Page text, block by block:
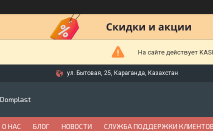
На сайте действует
ул. Бытовая, 25, Караганда, Казахстан
О НАС БЛОГ НОВОСТИ СЛУЖБА ПОДДЕРЖКИ КЛИЕНТОВ